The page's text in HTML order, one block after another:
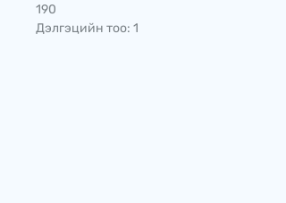
190
Дэлгэцийн тоо: 1